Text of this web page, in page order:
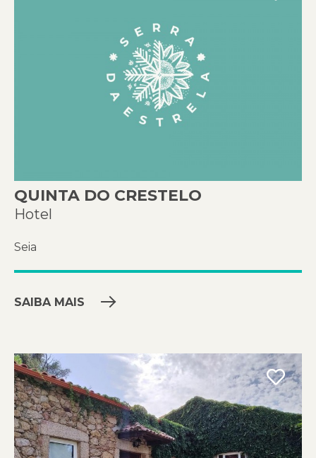
QUINTA DO CRESTELO
Hotel
Seia
SAIBA MAIS